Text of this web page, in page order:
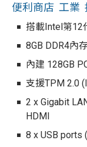
便利商店 工業
搭載Intel第
8GB DDR4內
內建 128GB
支援TPM 2.0
2 x Gigabit
HDMI
8 x USB ports